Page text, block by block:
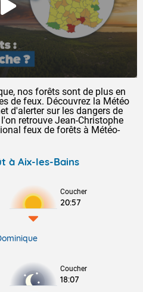
nos forêts sont de plus en
de feux. Découvrez la Météo
d'alerter sur les dangers de
retrouve Jean-Christophe
feux de forêts à Météo-
à Aix-les-Bains
Coucher
20:57
Coucher
18:07